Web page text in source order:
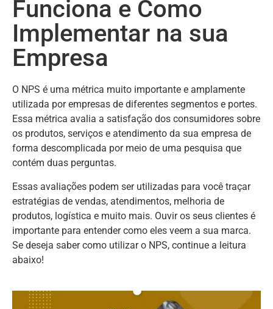
Funciona e Como
Implementar na sua
Empresa
O NPS é uma métrica muito importante e amplamente
utilizada por empresas de diferentes segmentos e portes.
Essa métrica avalia a satisfação dos consumidores sobre
os produtos, serviços e atendimento da sua empresa de
forma descomplicada por meio de uma pesquisa que
contém duas perguntas.
Essas avaliações podem ser utilizadas para você traçar
estratégias de vendas, atendimentos, melhoria de
produtos, logística e muito mais. Ouvir os seus clientes é
importante para entender como eles veem a sua marca.
Se deseja saber como utilizar o NPS, continue a leitura
abaixo!